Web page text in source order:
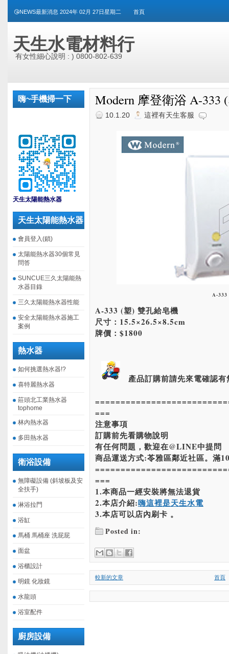
😘NEWS最新消息 2024年 02月 27日星期二 首頁
天生水電材料行
有女性細心說明 : ) 0800-802-639
嗨~手機掃一下
天生太陽能熱水器
天生太陽能熱水器
會員登入(鎖)
太陽能熱水器30個常見
問答
SUNCUE三久太陽能熱
水器目錄
三久太陽能熱水器性能
安全太陽能熱水器施工
案例
熱水器
如何挑選熱水器!?
喜特麗熱水器
莊頭北工業熱水器
tophome
林內熱水器
多田熱水器
衛浴設備
無障礙設備 (斜坡板及安
全扶手)
淋浴拉門
浴缸
馬桶 馬桶座 洗屁屁
面盆
浴櫃設計
明鏡 化妝鏡
水龍頭
浴室配件
廚房設備
Modern 摩登衛浴 A-333
10.1.20 這裡有天生客服
A-333
A-333 (塑) 雙孔給皂機
尺寸：15.5×26.5×8.5cm
牌價：$1800
產品訂購前請先來電確認有
===
注意事項
訂購前先看購物說明
有任何問題，歡迎在@LINE中提問
商品運送方式:苓雅區鄰近社區。滿
===
1.本商品一經安裝將無法退貨
2.本店介紹:嗨這裡是天生水電
3.本店可以店內刷卡 。
Posted in:
較新的文章 首頁